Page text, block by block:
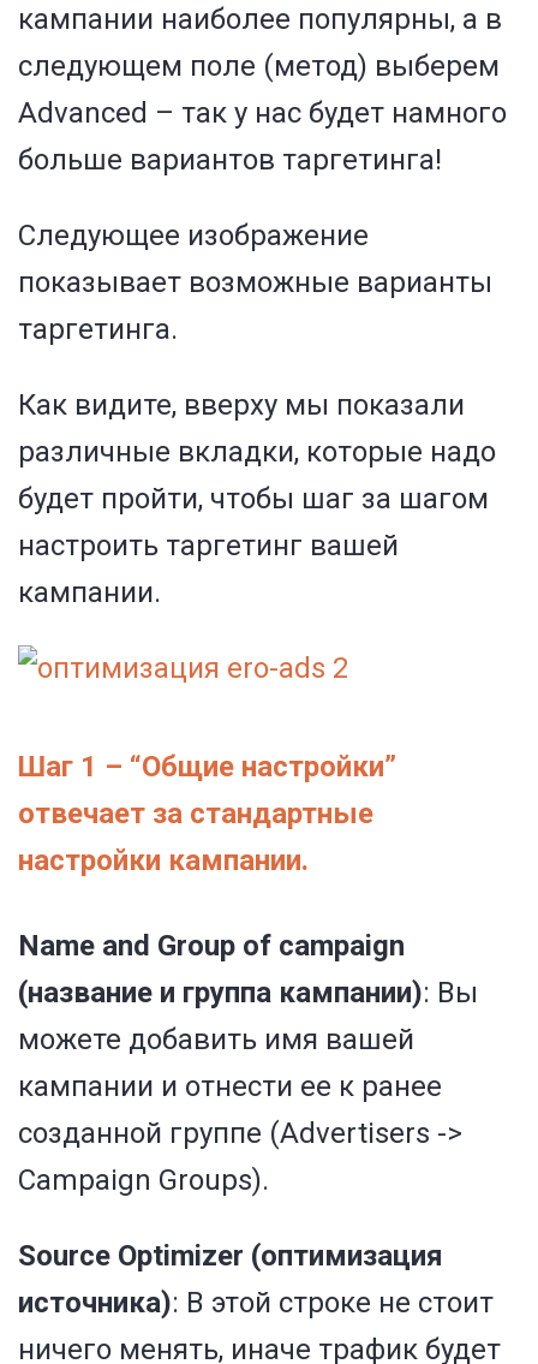
кампании наиболее популярны, а в
следующем поле (метод) выберем
Advanced – так у нас будет намного
больше вариантов таргетинга!
Следующее изображение
показывает возможные варианты
таргетинга.
Как видите, вверху мы показали
различные вкладки, которые надо
будет пройти, чтобы шаг за шагом
настроить таргетинг вашей
кампании.
Шаг 1 – “Общие настройки”
отвечает за стандартные
настройки кампании.
Name and Group of campaign
(название и группа кампании): Вы
можете добавить имя вашей
кампании и отнести ее к ранее
созданной группе (Advertisers ->
Campaign Groups).
Source Optimizer (оптимизация
источника): В этой строке не стоит
ничего менять, иначе трафик будет